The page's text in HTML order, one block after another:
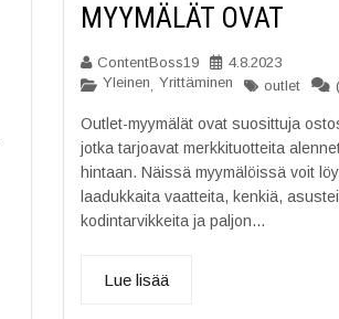
MYYMÄLÄT OVAT
ContentBoss19
4.8.2023
Yleinen Yrittäminen outlet
Outlet-myymälät ovat suosittuja
jotka tarjoavat merkkituotteita
hintaan. Näissä myymälöissä voit
laadukkaita vaatteita, kenkiä,
kodintarvikkeita ja paljon...
Lue lisää